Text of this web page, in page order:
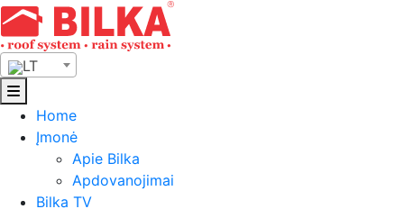
Skip
to
content
LT
Home
Įmonė
Apie Bilka
Apdovanojimai
Bilka TV